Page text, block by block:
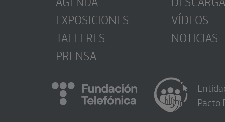
EXPOSICIONES
TALLERES
PRENSA
VÍDEOS
NOTICIAS
Pacto